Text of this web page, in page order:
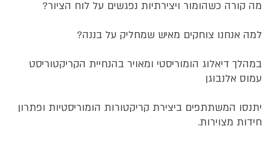
מה קורה כשהומור ויצירתיות נפגשים על לוח הציור?
למה אנחנו צוחקים מאיש שמחליק על בננה?
במהלך דיאלוג הומוריסטי ומאויר בהנחיית הקריקטוריסט
עמוס אלנבוגן
יתנסו המשתתפים ביצירת קריקטורות הומוריסטיות ופתרון
חידות מצוירות.